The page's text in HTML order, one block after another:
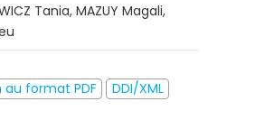
Tania, MAZUY Magali,
format PDF
DDI/XML